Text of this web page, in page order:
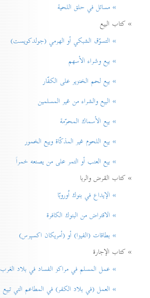
» مسائل في حلق اللحية
» كتاب البيع
» التسوّق الشبكي أو الهرمي (جولدكويست)
» بيع وشراء الأسهم
» بيع لحم الخنزير علی الكفّار
» البيع والشراء من غير المسلمين
» بيع الأسماك المحرّمة
» بيع اللحوم غير المذكّاة وبيع الخمور
» بيع العنب أو التمر على من يصنعه خمراً
» كتاب القرض والربا
» الإيداع في بنوك اُوروبّا
» الاقتراض من البنوك الكافرة
» بطاقات (الفيزا) أو (أمريكان اكسپرس)
» كتاب الإجارة
» عمل المسلم في مراكز الفساد في بلاد الغرب
» العمل (في بلاد الكفر) في المطاعم التي تبيع